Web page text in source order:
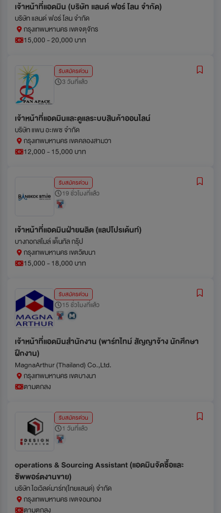
เจ้าหน้าที่แอดมิน (บริษัท แลนด์ ฟอร์ โลน จำกัด)
บริษัท แลนด์ ฟอร์ โลน จำกัด
กรุงเทพมหานคร เขตจตุจักร
15,000 - 20,000 บาท
รับสมัครด่วน
3 วันที่แล้ว
เจ้าหน้าที่แอดมินและดูแลระบบสินค้าออนไลน์
บริษัท แพน อะเพซ จำกัด
กรุงเทพมหานคร เขตคลองสามวา
12,000 - 15,000 บาท
รับสมัครด่วน
19 ชั่วโมงที่แล้ว
เจ้าหน้าที่แอดมินฝ่ายผลิต (แลปโปรเด้นท์)
บางกอกสไมล์ เด็นทัล กรุ๊ป
กรุงเทพมหานคร เขตวัฒนา
15,000 - 18,000 บาท
รับสมัครด่วน
15 ชั่วโมงที่แล้ว
เจ้าหน้าที่แอดมินสำนักงาน (พาร์ทไทม์ สัญญาจ้าง นักศึกษา
ฝึกงาน)
MagnaArthur (Thailand) Co.,Ltd.
กรุงเทพมหานคร เขตบางนา
ตามตกลง
รับสมัครด่วน
1 วันที่แล้ว
operations & Sourcing Assistant (แอดมินจัดซื้อและ
ซัพพอร์ตงานขาย)
บริษัท ไอเวิลด์มาร์ท(ไทยแลนด์) จำกัด
กรุงเทพมหานคร เขตจอมทอง
ตามตกลง